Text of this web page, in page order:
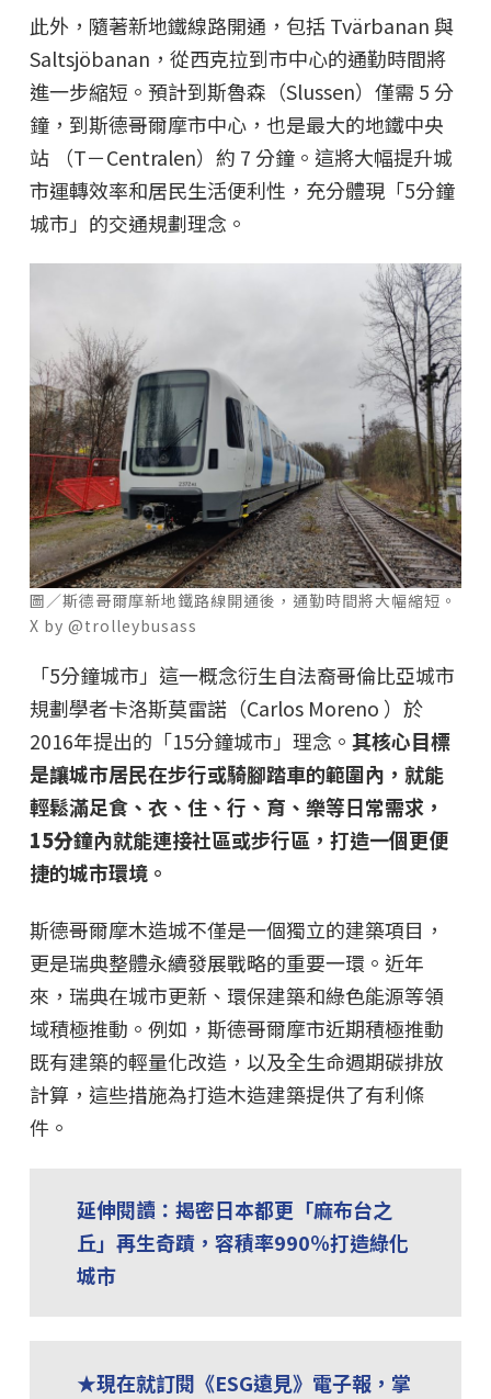
此外，隨著新地鐵線路開通，包括 Tvärbanan 與
Saltsjöbanan，從西克拉到市中心的通勤時間將
進一步縮短。預計到斯魯森（Slussen）僅需 5 分
鐘，到斯德哥爾摩市中心，也是最大的地鐵中央
站 （T－Centralen）約 7 分鐘。這將大幅提升城
市運轉效率和居民生活便利性，充分體現「5分鐘
城市」的交通規劃理念。
圖／斯德哥爾摩新地鐵路線開通後，通勤時間將大幅縮短。
X by @trolleybusass
「5分鐘城市」這一概念衍生自法裔哥倫比亞城市
規劃學者卡洛斯莫雷諾（Carlos Moreno ）於
2016年提出的「15分鐘城市」理念。 其核心目標
是讓城市居民在步行或騎腳踏車的範圍內，就能
輕鬆滿足食、衣、住、行、育、樂等日常需求，
15分鐘內就能連接社區或步行區，打造一個更便
捷的城市環境。
斯德哥爾摩木造城不僅是一個獨立的建築項目，
更是瑞典整體永續發展戰略的重要一環。近年
來，瑞典在城市更新、環保建築和綠色能源等領
域積極推動。例如，斯德哥爾摩市近期積極推動
既有建築的輕量化改造，以及全生命週期碳排放
計算，這些措施為打造木造建築提供了有利條
件。
延伸閱讀：揭密日本都更「麻布台之
丘」再生奇蹟，容積率990％打造綠化
城市
★現在就訂閱《ESG遠見》電子報，掌